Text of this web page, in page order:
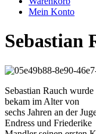
Mein Konto
Sebastian
Sebastian Rauch
bekam im Alter von
sechs Jahren an der
Endress und Friederike